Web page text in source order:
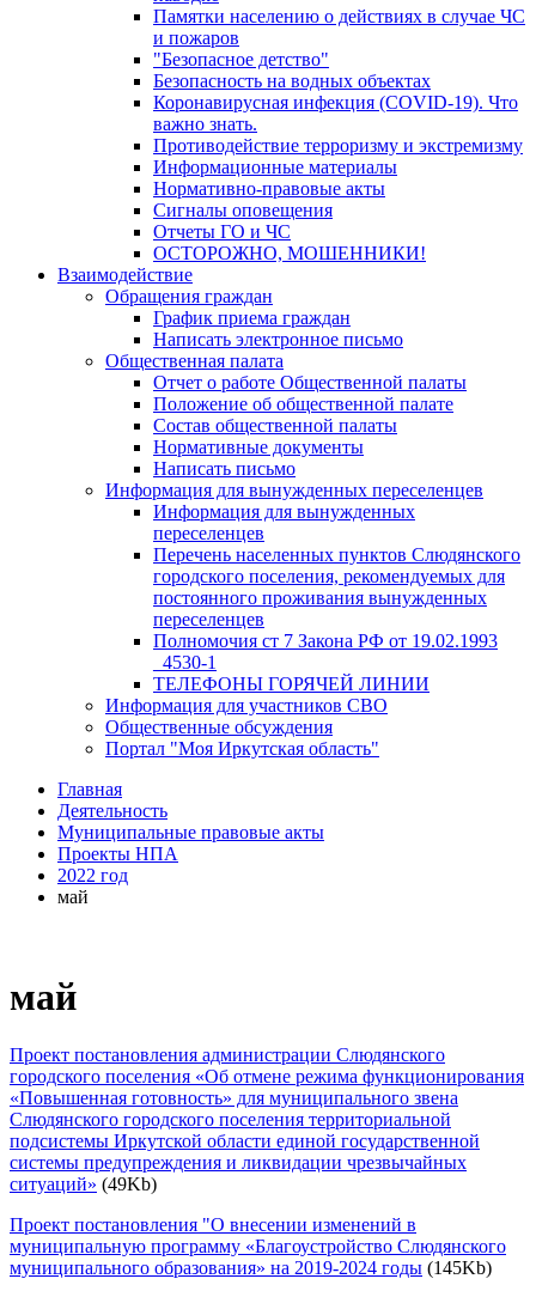
Памятки населению о действиях в случае ЧС
и пожаров
"Безопасное детство"
Безопасность на водных объектах
Коронавирусная инфекция (COVID-19). Что
важно знать.
Противодействие терроризму и экстремизму
Информационные материалы
Нормативно-правовые акты
Сигналы оповещения
Отчеты ГО и ЧС
ОСТОРОЖНО, МОШЕННИКИ!
Взаимодействие
Обращения граждан
График приема граждан
Написать электронное письмо
Общественная палата
Отчет о работе Общественной палаты
Положение об общественной палате
Состав общественной палаты
Нормативные документы
Написать письмо
Информация для вынужденных переселенцев
Информация для вынужденных
переселенцев
Перечень населенных пунктов Слюдянского
городского поселения, рекомендуемых для
постоянного проживания вынужденных
переселенцев
Полномочия ст 7 Закона РФ от 19.02.1993
_4530-1
ТЕЛЕФОНЫ ГОРЯЧЕЙ ЛИНИИ
Информация для участников СВО
Общественные обсуждения
Портал "Моя Иркутская область"
Главная
Деятельность
Муниципальные правовые акты
Проекты НПА
2022 год
май
май
Проект постановления администрации Слюдянского
городского поселения «Об отмене режима функционирования
«Повышенная готовность» для муниципального звена
Слюдянского городского поселения территориальной
подсистемы Иркутской области единой государственной
системы предупреждения и ликвидации чрезвычайных
ситуаций» (49Kb)
Проект постановления "О внесении изменений в
муниципальную программу «Благоустройство Слюдянского
муниципального образования» на 2019-2024 годы (145Kb)